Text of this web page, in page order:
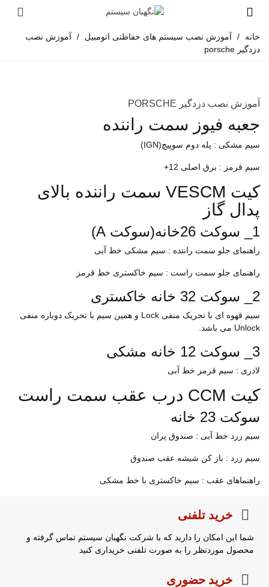
خانه / آموزش نصب سیستم های حفاظتی اتومبیل /
آموزش نصب
دزدگیر porsche
آموزش نصب دزدگیر PORSCHE
جعبه فیوز سمت راننده
سیم مشکی : پله دوم سوییچ(IGN)
سیم قرمز : برق اصلی 12+
کیت VESCM سمت راننده بالای
پدال گاز
1_ سوکت 26خانه(سوکت A)
راهنمای جلو سمت راننده : سیم مشکی خط آبی
راهنمای جلو سمت راست : سیم خاکستری خط قرمز
2_ سوکت 32 خانه خاکستری
سیم قهوه ای با تحریک منفی Lock و همین سیم با تحریک دوباره منفی
Unlock می باشد.
3_ سوکت 12 خانه مشکی
لادری : سیم قرمز خط آبی
کیت CCM درب عقب سمت راست
سوکت 23 خانه
سیم زرد خط آبی : صندوق پران
سیم زرد : باز کن شیشه عقب صندوق
راهنماهای عقب : سیم خاکستری با خط مشکی
خرید تلفنی
شما این امکان را دارید که با شرکت نگهبان سیستم تماس گرفته و
محصول موردنظر را به صورت تلفنی خریداری کنید
خرید حضوری